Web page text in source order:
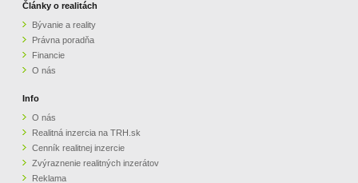
KONTAKT
Články o realitách
Bývanie a reality
Právna poradňa
Financie
O nás
Info
O nás
Realitná inzercia na TRH.sk
Cenník realitnej inzercie
Zvýraznenie realitných inzerátov
Reklama